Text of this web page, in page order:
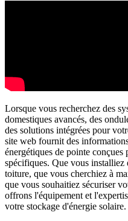
Lorsque vous recherchez des
domestiques avancés, des
des solutions intégrées pour
site web fournit des
énergétiques de pointe conçues
spécifiques. Que vous installiez
toiture, que vous cherchiez à
que vous souhaitiez sécuriser
offrons l'équipement et
votre stockage d'énergie solaire.